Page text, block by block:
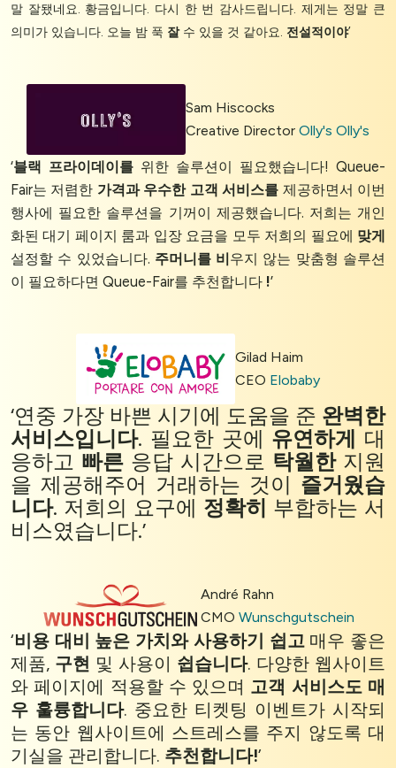
말 잘됐네요. 황금입니다. 다시 한 번 감사드립니다. 제게는 정말 큰
의미가 있습니다. 오늘 밤 푹 잘수 있을 것 같아요. 전설적이야’
Sam Hiscocks
Creative Director Olly's Olly's
‘블랙 프라이데이를 위한 솔루션이 필요했습니다! Queue-
Fair는 저렴한 가격과 우수한 고객 서비스를 제공하면서 이번
행사에 필요한 솔루션을 기꺼이 제공했습니다. 저희는 개인
화된 대기 페이지 룸과 입장 요금을 모두 저희의 필요에 맞게
설정할 수 있었습니다. 주머니를 비우지 않는 맞춤형 솔루션
이 필요하다면 Queue-Fair를 추천합니다 !’
Gilad Haim
CEO Elobaby
‘연중 가장 바쁜 시기에 도움을 준 완벽한
서비스입니다. 필요한 곳에 유연하게 대
응하고 빠른 응답 시간으로 탁월한지원
을 제공해주어 거래하는 것이 즐거웠습
니다. 저희의 요구에 정확히 부합하는 서
비스였습니다.’
André Rahn
CMO Wunschgutschein
‘비용 대비 높은 가치와 사용하기 쉽고매우 좋은
제품, 구현 및 사용이 쉽습니다. 다양한 웹사이트
와 페이지에 적용할 수 있으며 고객 서비스도 매
우 훌륭합니다. 중요한 티켓팅 이벤트가 시작되
는 동안 웹사이트에 스트레스를 주지 않도록 대
기실을 관리합니다. 추천합니다!’